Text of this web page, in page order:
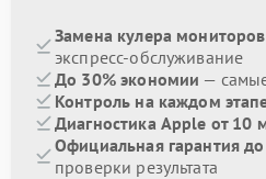
Замена кулера
экспресс-обслуживание
До 30% экономии —
Контроль на каждом
Диагностика Apple от 10
Официальная гарантия
проверки результата